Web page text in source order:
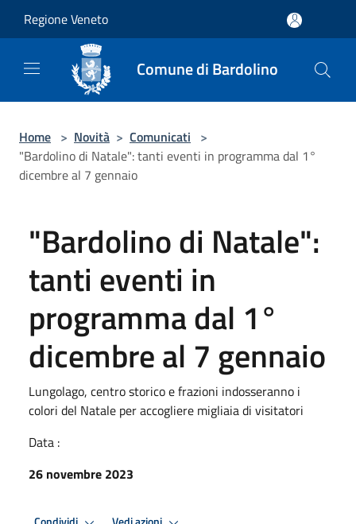
Regione Veneto
Comune di Bardolino
Home > Novità > Comunicati >
"Bardolino di Natale": tanti eventi in programma dal 1°
dicembre al 7 gennaio
"Bardolino di Natale":
tanti eventi in
programma dal 1°
dicembre al 7 gennaio
Lungolago, centro storico e frazioni indosseranno i
colori del Natale per accogliere migliaia di visitatori
Data :
26 novembre 2023